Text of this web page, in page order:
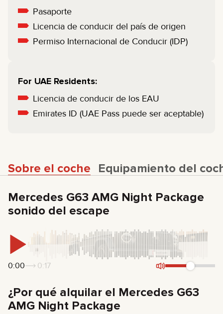
Pasaporte
Licencia de conducir del país de origen
Permiso Internacional de Conducir (IDP)
For UAE Residents:
Licencia de conducir de los EAU
Emirates ID (UAE Pass puede ser aceptable)
Sobre el coche
Equipamiento del
Mercedes G63 AMG Night Package
sonido del escape
0:00 0:17
¿Por qué alquilar el Mercedes G63
AMG Night Package